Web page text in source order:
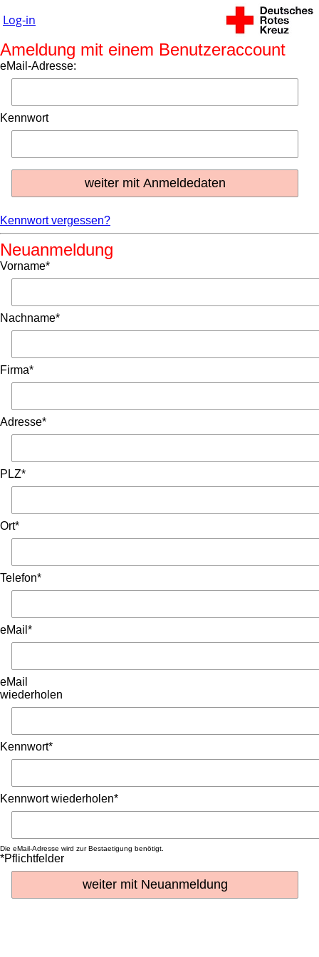
Log-in
Ameldung mit einem Benutzeraccount
eMail-Adresse:
Kennwort
Kennwort vergessen?
Neuanmeldung
Vorname*
Nachname*
Firma*
Adresse*
PLZ*
Ort*
Telefon*
eMail*
eMail
wiederholen
Kennwort*
Kennwort wiederholen*
Die eMail-Adresse wird zur Bestaetigung benötigt.
*Pflichtfelder